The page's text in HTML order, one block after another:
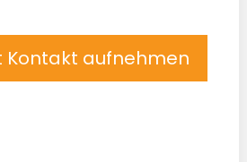
Kontakt aufnehmen